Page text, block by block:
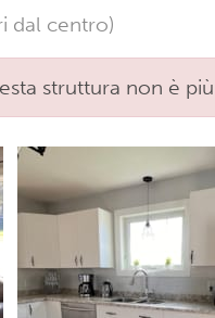
dal centro)
struttura non è